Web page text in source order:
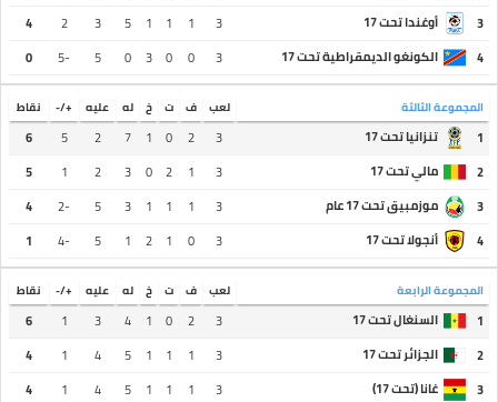
3
أوغندا تحت 17 3
1
1
1
5
3
2
4
4
الكونغو الديمقراطية تحت 17 3
0
0
3
0
5
-5
0
المجموعة الثالثة لعب ف ت خ له عليه +/- نقاط
1 تنزانيا تحت 17 3
2
0
1
7
2
5
6
2
مالي تحت 17 3
1
2
0
3
2
1
5
3
موزمبيق تحت 17 عام 3
1
1
1
3
5
-2
4
4
أنجولا تحت 17 3
0
1
2
1
5
-4
1
المجموعة الرابعة لعب ف ت خ له عليه +/- نقاط
1 السنغال تحت 17 3
2
0
1
4
3
1
6
2
الجزائر تحت 17 3
1
1
1
5
4
1
4
3
غانا (تحت 17) 3
1
1
1
5
4
1
4